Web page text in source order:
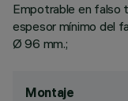
Empotrable en falso
espesor mínimo del
Ø 96 mm.;
Montaje